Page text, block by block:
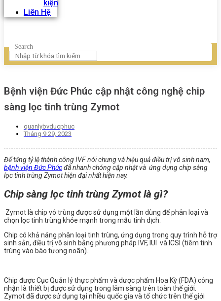
kiện
Liên Hệ
Search
Bệnh viện Đức Phúc cập nhật công nghệ chip
sàng lọc tinh trùng Zymot
quanlybvducphuc
Tháng 9 29, 2023
Để tăng tỷ lệ thành công IVF nói chung và hiệu quả điều trị vô sinh nam,
bệnh viện Đức Phúcđã nhanh chóng cập nhật và ứng dụng chip sàng
lọc tinh trùng Zymot hiện đại nhất hiện nay.
Chip sàng lọc tinh trùng Zymot là gì?
Zymot là chip vô trùng được sử dụng một lần dùng để phân loại và
chọn lọc tinh trùng khỏe mạnh trong mẫu tinh dịch.
Chip có khả năng phân loại tinh trùng, ứng dụng trong quy trình hỗ trợ
sinh sản, điều trị vô sinh bằng phương pháp IVF, IUI và ICSI (tiêm tinh
trùng vào bào tương noãn).
Chip được Cục Quản lý thực phẩm và dược phẩm Hoa Kỳ (FDA) công
nhận là thiết bị được sử dụng trong lâm sàng trên toàn thế giới.
Zymot đã được sử dụng tại nhiều quốc gia và tổ chức trên thế giới